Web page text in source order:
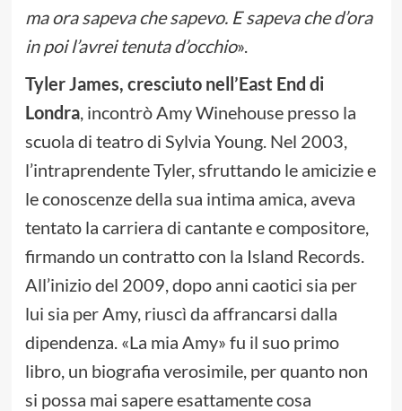
ma ora sapeva che sapevo. E sapeva che d’ora
in poi l’avrei tenuta d’occhio».
Tyler James, cresciuto nell’East End di
Londra, incontrò Amy Winehouse presso la
scuola di teatro di Sylvia Young. Nel 2003,
l’intraprendente Tyler, sfruttando le amicizie e
le conoscenze della sua intima amica, aveva
tentato la carriera di cantante e compositore,
firmando un contratto con la Island Records.
All’inizio del 2009, dopo anni caotici sia per
lui sia per Amy, riuscì da affrancarsi dalla
dipendenza. «La mia Amy» fu il suo primo
libro, un biografia verosimile, per quanto non
si possa mai sapere esattamente cosa